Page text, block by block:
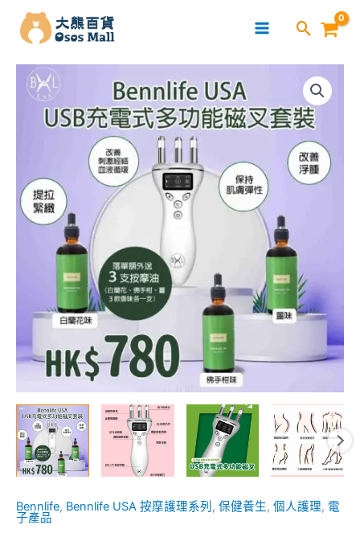
Bennlife, Bennlife USA 按摩護理系列 , 保健養生, 個人護理, 電
子產品
Bennlife
USA
電
式
力
鋼
經
絡
摩